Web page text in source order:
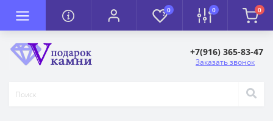
0 0 0
+7(916) 365-83-47
Заказать звонок